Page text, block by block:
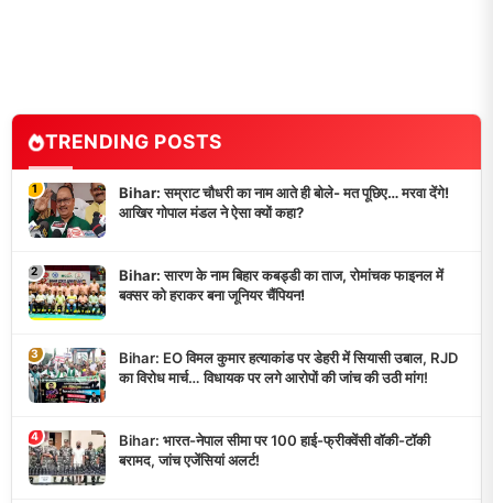
TRENDING POSTS
1
Bihar: सम्राट चौधरी का नाम आते ही बोले- मत पूछिए… मरवा देंगे!
आखिर गोपाल मंडल ने ऐसा क्यों कहा?
2
Bihar: सारण के नाम बिहार कबड्डी का ताज, रोमांचक फाइनल में
बक्सर को हराकर बना जूनियर चैंपियन!
3
Bihar: EO विमल कुमार हत्याकांड पर डेहरी में सियासी उबाल, RJD
का विरोध मार्च… विधायक पर लगे आरोपों की जांच की उठी मांग!
4
Bihar: भारत-नेपाल सीमा पर 100 हाई-फ्रीक्वेंसी वॉकी-टॉकी
बरामद, जांच एजेंसियां अलर्ट!